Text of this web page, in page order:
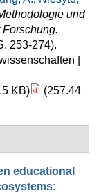
und
253-274).
|
KB)
(257.44
educational